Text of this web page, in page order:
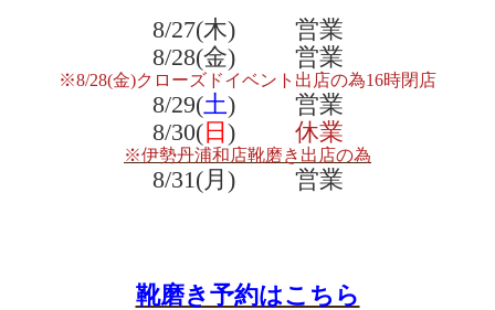
8/27(木) 営業
8/28(金) 営業
※8/28(金)クローズドイベント出店の為16時閉店
8/29(土) 営業
8/30(日) 休業
※伊勢丹浦和店靴磨き出店の為
8/31(月) 営業
靴磨き予約はこちら